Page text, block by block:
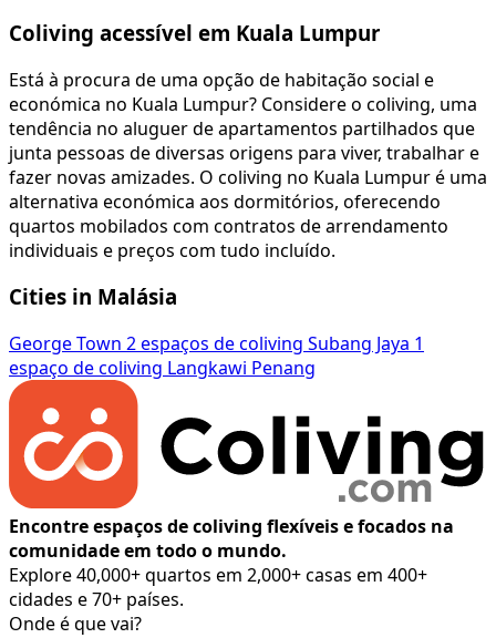
Coliving acessível em Kuala Lumpur
Está à procura de uma opção de habitação social e
económica no Kuala Lumpur? Considere o coliving, uma
tendência no aluguer de apartamentos partilhados que
junta pessoas de diversas origens para viver, trabalhar e
fazer novas amizades. O coliving no Kuala Lumpur é uma
alternativa económica aos dormitórios, oferecendo
quartos mobilados com contratos de arrendamento
individuais e preços com tudo incluído.
Cities in Malásia
George Town 2 espaços de coliving Subang Jaya 1
espaço de coliving Langkawi Penang
Encontre espaços de coliving flexíveis e focados na
comunidade em todo o mundo.
Explore 40,000+ quartos em 2,000+ casas em 400+
cidades e 70+ países.
Onde é que vai?